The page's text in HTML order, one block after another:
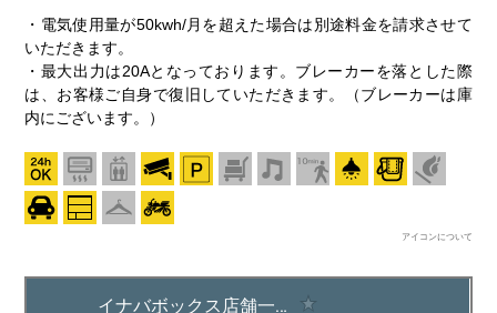
・電気使用量が50kwh/月を超えた場合は別途料金を請求させて
いただきます。
・最大出力は20Aとなっております。ブレーカーを落とした際
は、お客様ご自身で復旧していただきます。（ブレーカーは庫
内にございます。）
アイコンについて